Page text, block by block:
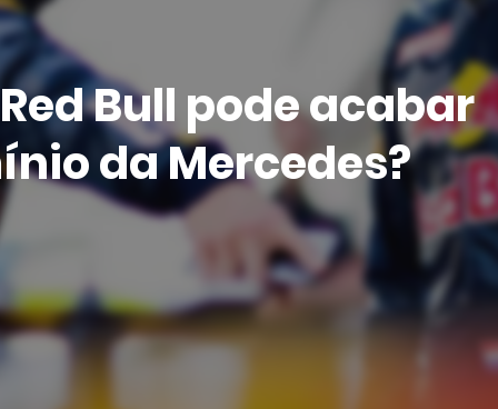
Bull pode acabar
da Mercedes?